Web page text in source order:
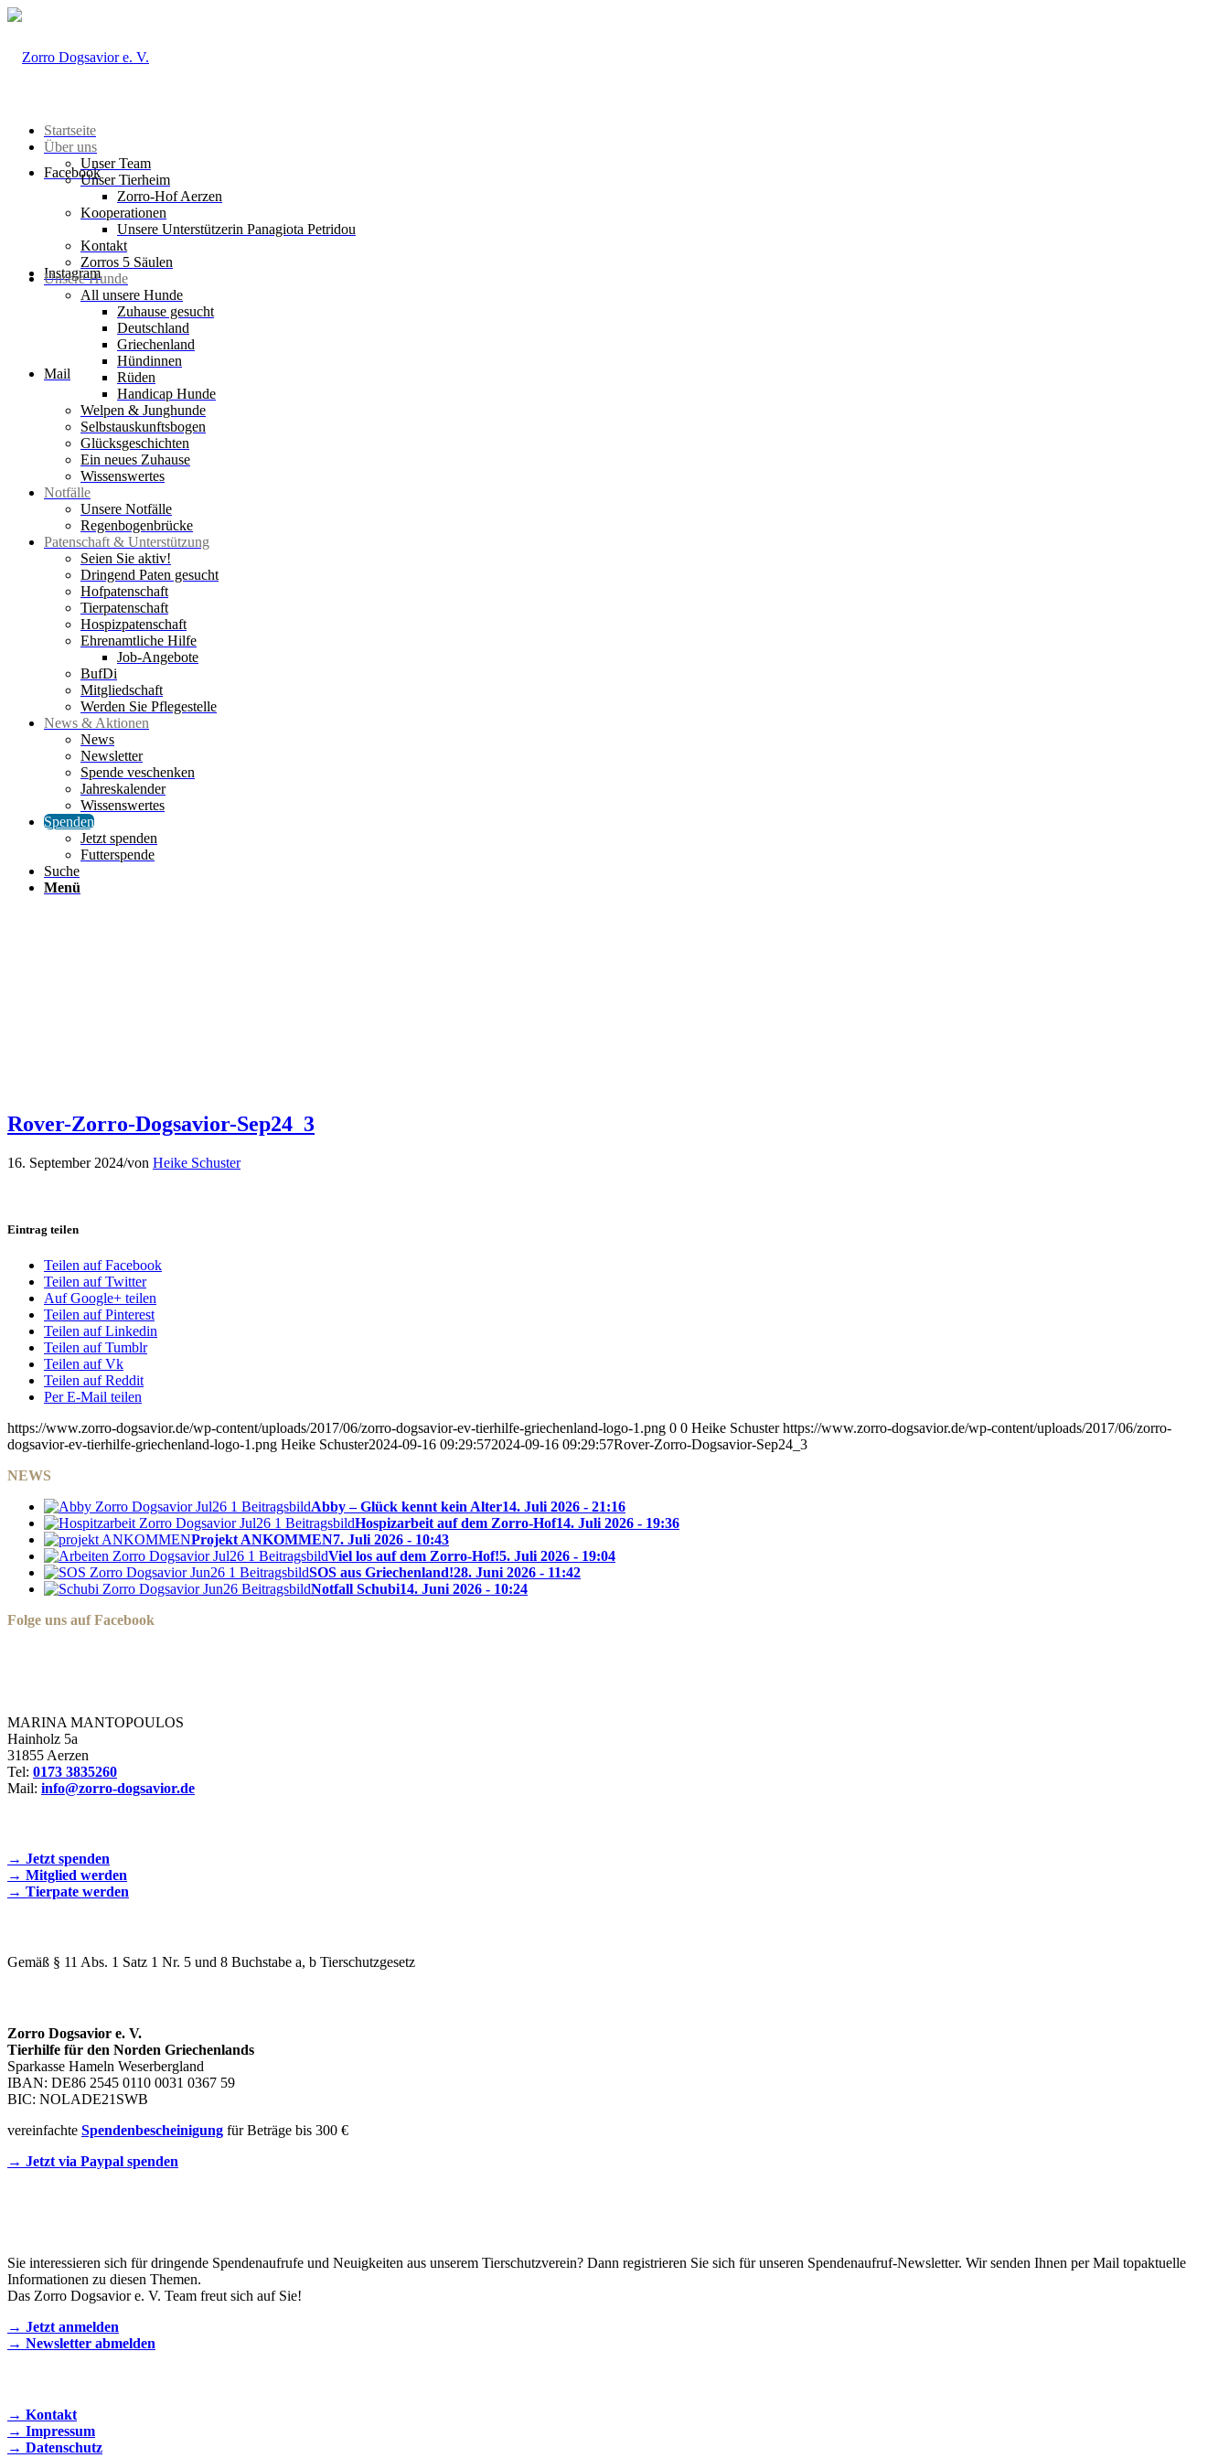
Facebook
Instagram
Mail
Startseite
Über uns
Unser Team
Unser Tierheim
Zorro-Hof Aerzen
Kooperationen
Unsere Unterstützerin Panagiota Petridou
Kontakt
Zorros 5 Säulen
Unsere Hunde
All unsere Hunde
Zuhause gesucht
Deutschland
Griechenland
Hündinnen
Rüden
Handicap Hunde
Welpen & Junghunde
Selbstauskunftsbogen
Glücksgeschichten
Ein neues Zuhause
Wissenswertes
Notfälle
Unsere Notfälle
Regenbogenbrücke
Patenschaft & Unterstützung
Seien Sie aktiv!
Dringend Paten gesucht
Hofpatenschaft
Tierpatenschaft
Hospizpatenschaft
Ehrenamtliche Hilfe
Job-Angebote
BufDi
Mitgliedschaft
Werden Sie Pflegestelle
News & Aktionen
News
Newsletter
Spende veschenken
Jahreskalender
Wissenswertes
Spenden
Jetzt spenden
Futterspende
Suche
Menü
Rover-Zorro-Dogsavior-Sep24_3
16. September 2024/von Heike Schuster
Eintrag teilen
Teilen auf Facebook
Teilen auf Twitter
Auf Google+ teilen
Teilen auf Pinterest
Teilen auf Linkedin
Teilen auf Tumblr
Teilen auf Vk
Teilen auf Reddit
Per E-Mail teilen
https://www.zorro-dogsavior.de/wp-content/uploads/2017/06/zorro-dogsavior-ev-tierhilfe-griechenland-logo-1.png 0 0 Heike Schuster https://www.zorro-dogsavior.de/wp-content/uploads/2017/06/zorro-
dogsavior-ev-tierhilfe-griechenland-logo-1.png Heike Schuster2024-09-16 09:29:572024-09-16 09:29:57Rover-Zorro-Dogsavior-Sep24_3
NEWS
Abby – Glück kennt kein Alter14. Juli 2026 - 21:16
Hospizarbeit auf dem Zorro-Hof14. Juli 2026 - 19:36
Projekt ANKOMMEN7. Juli 2026 - 10:43
Viel los auf dem Zorro-Hof!5. Juli 2026 - 19:04
SOS aus Griechenland!28. Juni 2026 - 11:42
Notfall Schubi14. Juni 2026 - 10:24
Folge uns auf Facebook
MARINA MANTOPOULOS
Hainholz 5a
31855 Aerzen
Tel: 0173 3835260
Mail: info@zorro-dogsavior.de
→ Jetzt spenden
→ Mitglied werden
→ Tierpate werden
Gemäß § 11 Abs. 1 Satz 1 Nr. 5 und 8 Buchstabe a, b Tierschutzgesetz
Zorro Dogsavior e. V.
Tierhilfe für den Norden Griechenlands
Sparkasse Hameln Weserbergland
IBAN: DE86 2545 0110 0031 0367 59
BIC: NOLADE21SWB
vereinfachte Spendenbescheinigung für Beträge bis 300 €
→ Jetzt via Paypal spenden
Sie interessieren sich für dringende Spendenaufrufe und Neuigkeiten aus unserem Tierschutzverein? Dann registrieren Sie sich für unseren Spendenaufruf-Newsletter. Wir senden Ihnen per Mail topaktuelle
Informationen zu diesen Themen.
Das Zorro Dogsavior e. V. Team freut sich auf Sie!
→ Jetzt anmelden
→ Newsletter abmelden
→ Kontakt
→ Impressum
→ Datenschutz